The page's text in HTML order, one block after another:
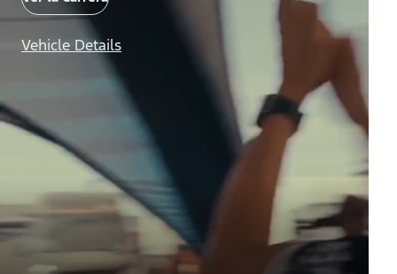
Vehicle Details